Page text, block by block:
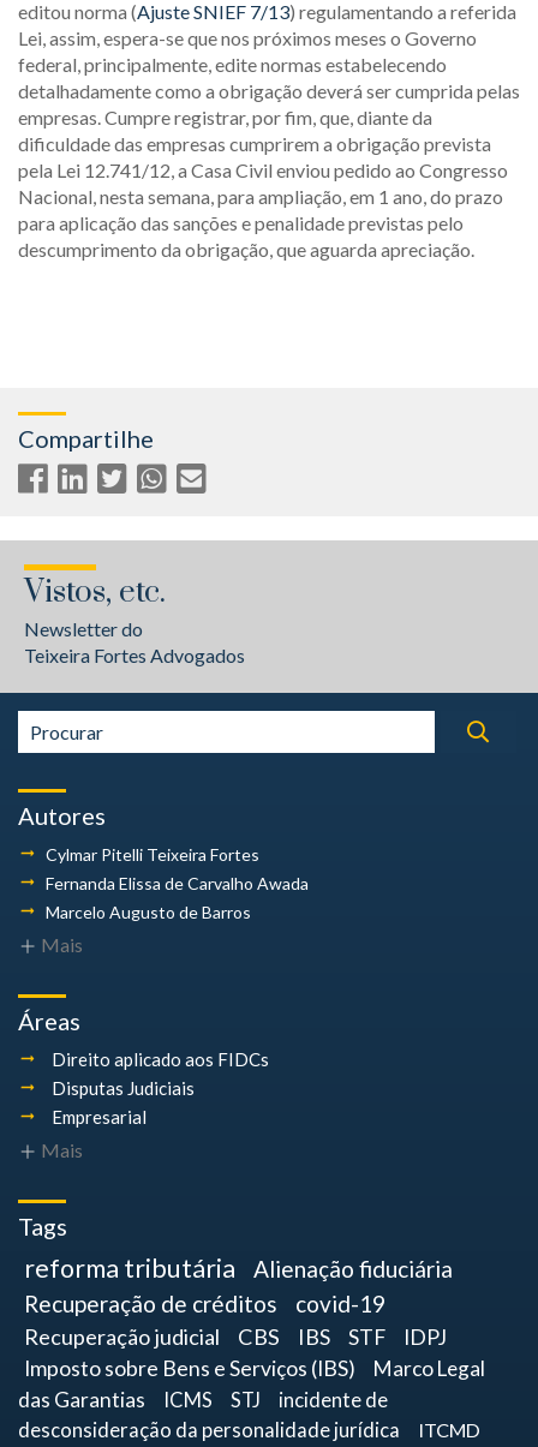
editou norma (Ajuste SNIEF 7/13) regulamentando a referida
Lei, assim, espera-se que nos próximos meses o Governo
federal, principalmente, edite normas estabelecendo
detalhadamente como a obrigação deverá ser cumprida pelas
empresas. Cumpre registrar, por fim, que, diante da
dificuldade das empresas cumprirem a obrigação prevista
pela Lei 12.741/12, a Casa Civil enviou pedido ao Congresso
Nacional, nesta semana, para ampliação, em 1 ano, do prazo
para aplicação das sanções e penalidade previstas pelo
descumprimento da obrigação, que aguarda apreciação.
Compartilhe
Vistos, etc.
Newsletter do
Teixeira Fortes Advogados
Autores
Cylmar Pitelli Teixeira Fortes
Fernanda Elissa de Carvalho Awada
Marcelo Augusto de Barros
Mais
Áreas
Direito aplicado aos FIDCs
Disputas Judiciais
Empresarial
Mais
Tags
reforma tributária
Alienação fiduciária
Recuperação de créditos
covid-19
Recuperação judicial CBS IBS STF
IDPJ
Imposto sobre Bens e Serviços (IBS)
Marco Legal
das Garantias
ICMS STJ
incidente de
desconsideração da personalidade jurídica
ITCMD